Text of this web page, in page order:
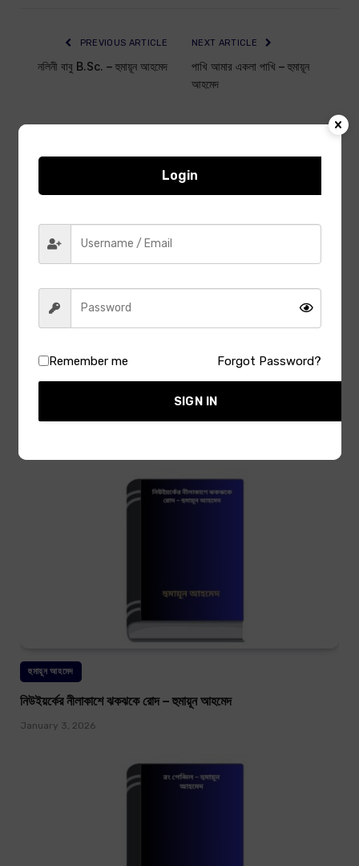
PREVIOUS ARTICLE
নলিনী বাবু B.Sc. – হুমায়ূন আহমেদ
NEXT ARTICLE
পাখি আমার একলা পাখি – হুমায়ূন
আহমেদ
হুমায়ূন আহমেদ
হুমায়ূন আহমেদ
নিউইয়র্কের নীলাকাশে ঝকঝকে রোদ – হুমায়ূন আহমেদ
January 3, 2026
Login
Remember me Forgot Password?
SIGN IN